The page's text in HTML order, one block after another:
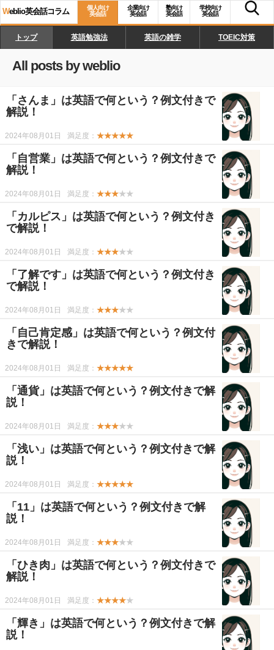
Weblio英会話コラム
個人向け
英会話
企業向け
英会話
塾向け
英会話
学校向け
英会話
トップ 英語勉強法 英語の雑学 TOEIC対策
All posts by weblio
「さんま」は英語で何という？例文付きで
解説！
2024年08月01日 満足度： ★★★★★
「自営業」は英語で何という？例文付きで
解説！
2024年08月01日 満足度： ★★★★★
「カルピス」は英語で何という？例文付き
で解説！
2024年08月01日 満足度： ★★★★★
「了解です」は英語で何という？例文付き
で解説！
2024年08月01日 満足度： ★★★★★
「自己肯定感」は英語で何という？例文付
きで解説！
2024年08月01日 満足度： ★★★★★
「通貨」は英語で何という？例文付きで解
説！
2024年08月01日 満足度： ★★★★★
「浅い」は英語で何という？例文付きで解
説！
2024年08月01日 満足度： ★★★★★
「11」は英語で何という？例文付きで解
説！
2024年08月01日 満足度： ★★★★★
「ひき肉」は英語で何という？例文付きで
解説！
2024年08月01日 満足度： ★★★★★
「輝き」は英語で何という？例文付きで解
説！